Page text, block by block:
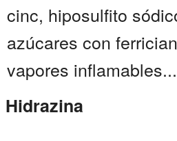
cinc, hiposulfito
azúcares con
vapores
Hidrazina